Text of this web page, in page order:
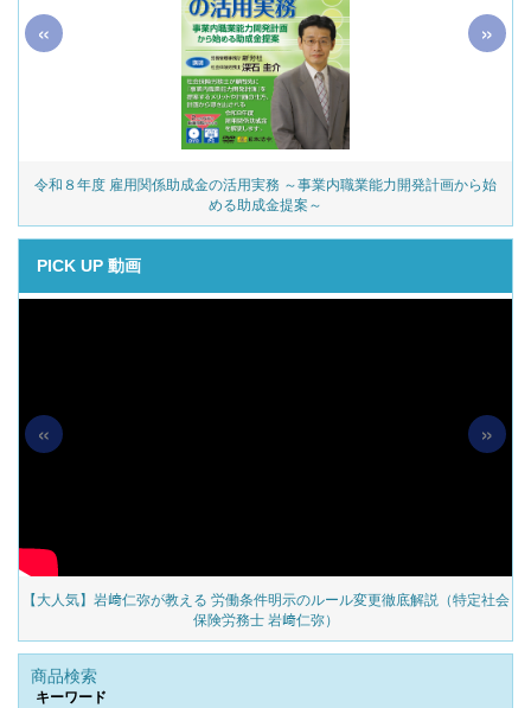
令和８年度 雇用関係助成金の活用実務 ～事業内職業能力開発計画から始
める助成金提案～
« »
PICK UP 動画
【大人気】岩﨑仁弥が教える 労働条件明示のルール変更徹底解説（特定社会
保険労務士 岩﨑仁弥）
« »
商品検索
キーワード